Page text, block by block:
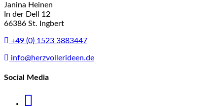
Janina Heinen
In der Dell 12
66386 St. Ingbert
+49 (0) 1523 3883447
info@herzvollerideen.de
Social Media